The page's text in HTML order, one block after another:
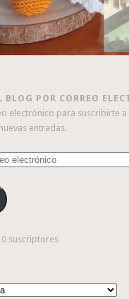
BLOG POR CORREO
electrónico para suscribirte
entradas.
suscriptores